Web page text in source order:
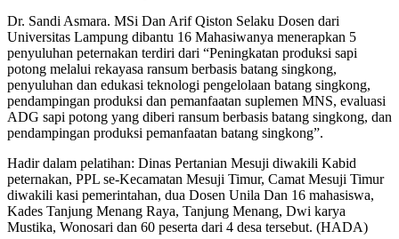
Dr. Sandi Asmara. MSi Dan Arif Qiston Selaku Dosen dari
Universitas Lampung dibantu 16 Mahasiwanya menerapkan 5
penyuluhan peternakan terdiri dari “Peningkatan produksi sapi
potong melalui rekayasa ransum berbasis batang singkong,
penyuluhan dan edukasi teknologi pengelolaan batang singkong,
pendampingan produksi dan pemanfaatan suplemen MNS, evaluasi
ADG sapi potong yang diberi ransum berbasis batang singkong, dan
pendampingan produksi pemanfaatan batang singkong”.
Hadir dalam pelatihan: Dinas Pertanian Mesuji diwakili Kabid
peternakan, PPL se-Kecamatan Mesuji Timur, Camat Mesuji Timur
diwakili kasi pemerintahan, dua Dosen Unila Dan 16 mahasiswa,
Kades Tanjung Menang Raya, Tanjung Menang, Dwi karya
Mustika, Wonosari dan 60 peserta dari 4 desa tersebut. (HADA)